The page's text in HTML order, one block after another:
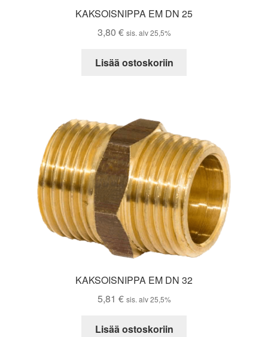
KAKSOISNIPPA EM DN 25
3,80 € sis. alv 25,5%
Lisää ostoskoriin
KAKSOISNIPPA EM DN 32
5,81 € sis. alv 25,5%
Lisää ostoskoriin